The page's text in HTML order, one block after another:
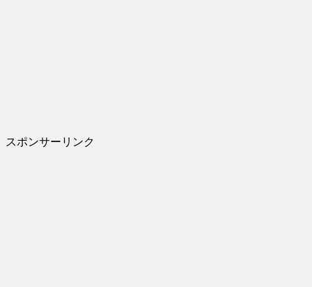
スポンサーリンク